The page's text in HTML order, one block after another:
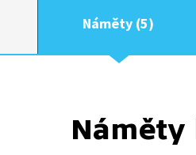
Náměty (5)